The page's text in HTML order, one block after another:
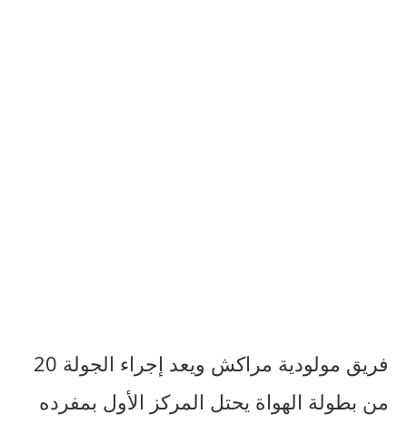
فريق مولودية مراكش ويعد إجراء الجولة 20
من بطولة الهواة يحتل المركز الأول بمفرده